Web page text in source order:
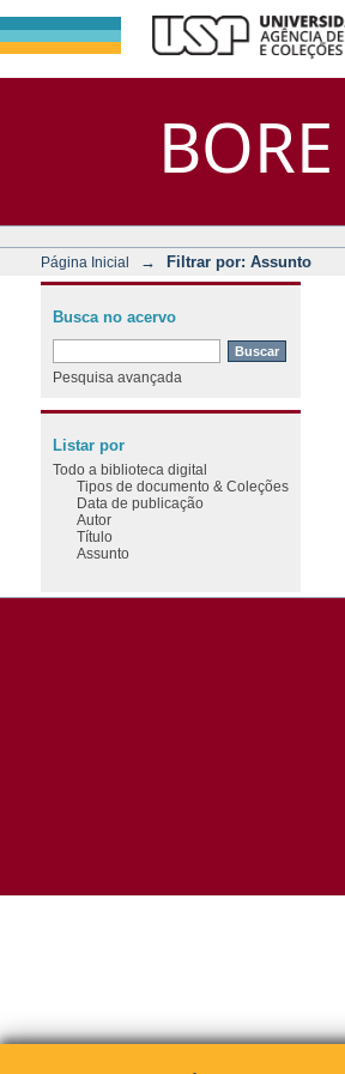
BORE
Página Inicial → Filtrar por: Assunto
Busca no acervo
Pesquisa avançada
Listar por
Todo a biblioteca digital
Tipos de documento & Coleções
Data de publicação
Autor
Título
Assunto